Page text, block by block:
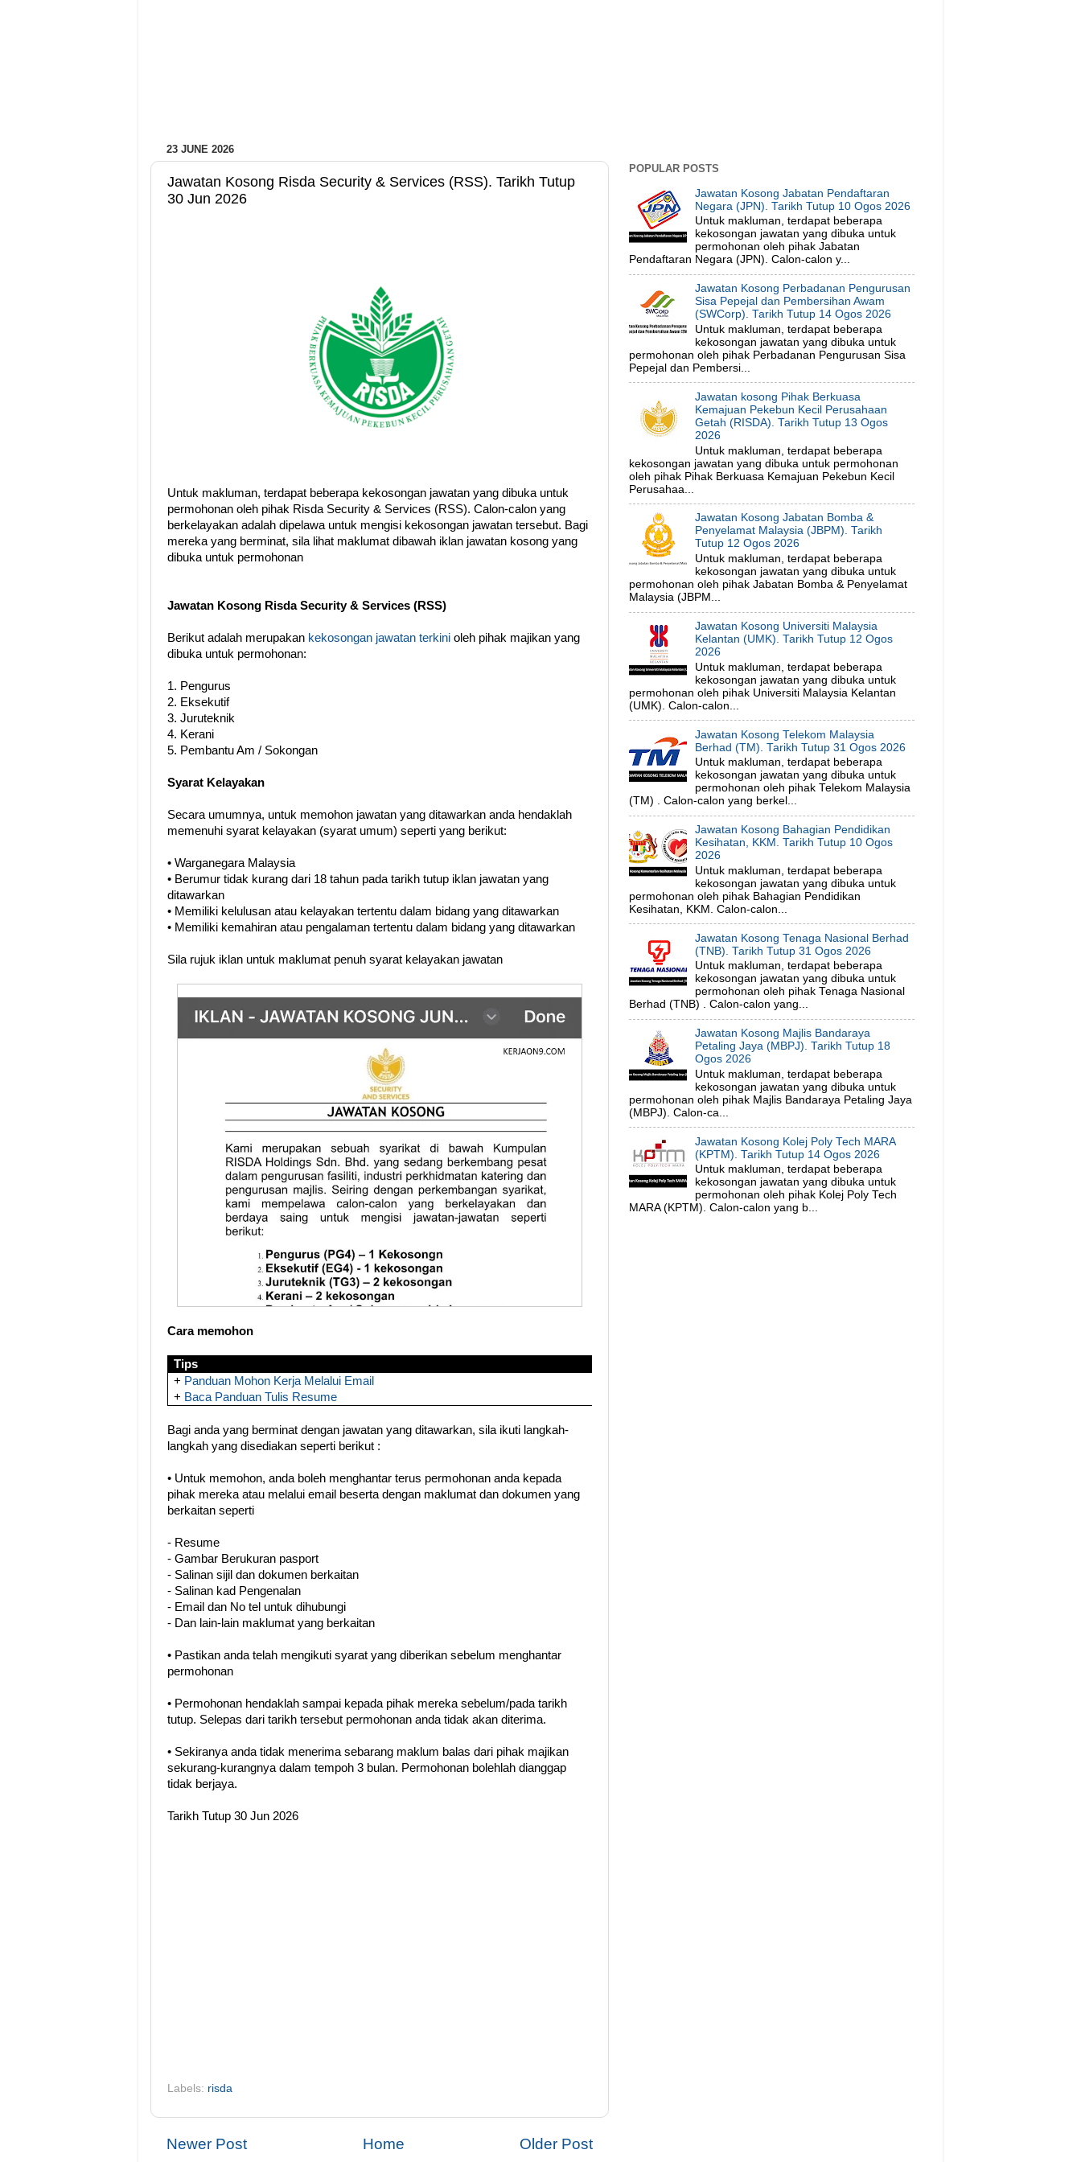
23 JUNE 2026
Jawatan Kosong Risda Security & Services (RSS). Tarikh Tutup
30 Jun 2026
Untuk makluman, terdapat beberapa kekosongan jawatan yang dibuka untuk
permohonan oleh pihak Risda Security & Services (RSS). Calon-calon yang
berkelayakan adalah dipelawa untuk mengisi kekosongan jawatan tersebut. Bagi
mereka yang berminat, sila lihat maklumat dibawah iklan jawatan kosong yang
dibuka untuk permohonan
Jawatan Kosong Risda Security & Services (RSS)
Berikut adalah merupakan kekosongan jawatan terkini oleh pihak majikan yang
dibuka untuk permohonan:
1. Pengurus
2. Eksekutif
3. Juruteknik
4. Kerani
5. Pembantu Am / Sokongan
Syarat Kelayakan
Secara umumnya, untuk memohon jawatan yang ditawarkan anda hendaklah
memenuhi syarat kelayakan (syarat umum) seperti yang berikut:
• Warganegara Malaysia
• Berumur tidak kurang dari 18 tahun pada tarikh tutup iklan jawatan yang
ditawarkan
• Memiliki kelulusan atau kelayakan tertentu dalam bidang yang ditawarkan
• Memiliki kemahiran atau pengalaman tertentu dalam bidang yang ditawarkan
Sila rujuk iklan untuk maklumat penuh syarat kelayakan jawatan
Cara memohon
Tips
+ Panduan Mohon Kerja Melalui Email
+ Baca Panduan Tulis Resume
Bagi anda yang berminat dengan jawatan yang ditawarkan, sila ikuti langkah-
langkah yang disediakan seperti berikut :
• Untuk memohon, anda boleh menghantar terus permohonan anda kepada
pihak mereka atau melalui email beserta dengan maklumat dan dokumen yang
berkaitan seperti
- Resume
- Gambar Berukuran pasport
- Salinan sijil dan dokumen berkaitan
- Salinan kad Pengenalan
- Email dan No tel untuk dihubungi
- Dan lain-lain maklumat yang berkaitan
• Pastikan anda telah mengikuti syarat yang diberikan sebelum menghantar
permohonan
• Permohonan hendaklah sampai kepada pihak mereka sebelum/pada tarikh
tutup. Selepas dari tarikh tersebut permohonan anda tidak akan diterima.
• Sekiranya anda tidak menerima sebarang maklum balas dari pihak majikan
sekurang-kurangnya dalam tempoh 3 bulan. Permohonan bolehlah dianggap
tidak berjaya.
Tarikh Tutup 30 Jun 2026
Labels: risda
Newer Post Older Post
Home
POPULAR POSTS
Jawatan Kosong Jabatan Pendaftaran
Negara (JPN). Tarikh Tutup 10 Ogos 2026
Untuk makluman, terdapat beberapa
kekosongan jawatan yang dibuka untuk
permohonan oleh pihak Jabatan
Pendaftaran Negara (JPN). Calon-calon y...
Jawatan Kosong Perbadanan Pengurusan
Sisa Pepejal dan Pembersihan Awam
(SWCorp). Tarikh Tutup 14 Ogos 2026
Untuk makluman, terdapat beberapa
kekosongan jawatan yang dibuka untuk
permohonan oleh pihak Perbadanan Pengurusan Sisa
Pepejal dan Pembersi...
Jawatan kosong Pihak Berkuasa
Kemajuan Pekebun Kecil Perusahaan
Getah (RISDA). Tarikh Tutup 13 Ogos
2026
Untuk makluman, terdapat beberapa
kekosongan jawatan yang dibuka untuk permohonan
oleh pihak Pihak Berkuasa Kemajuan Pekebun Kecil
Perusahaa...
Jawatan Kosong Jabatan Bomba &
Penyelamat Malaysia (JBPM). Tarikh
Tutup 12 Ogos 2026
Untuk makluman, terdapat beberapa
kekosongan jawatan yang dibuka untuk
permohonan oleh pihak Jabatan Bomba & Penyelamat
Malaysia (JBPM...
Jawatan Kosong Universiti Malaysia
Kelantan (UMK). Tarikh Tutup 12 Ogos
2026
Untuk makluman, terdapat beberapa
kekosongan jawatan yang dibuka untuk
permohonan oleh pihak Universiti Malaysia Kelantan
(UMK). Calon-calon...
Jawatan Kosong Telekom Malaysia
Berhad (TM). Tarikh Tutup 31 Ogos 2026
Untuk makluman, terdapat beberapa
kekosongan jawatan yang dibuka untuk
permohonan oleh pihak Telekom Malaysia
(TM) . Calon-calon yang berkel...
Jawatan Kosong Bahagian Pendidikan
Kesihatan, KKM. Tarikh Tutup 10 Ogos
2026
Untuk makluman, terdapat beberapa
kekosongan jawatan yang dibuka untuk
permohonan oleh pihak Bahagian Pendidikan
Kesihatan, KKM. Calon-calon...
Jawatan Kosong Tenaga Nasional Berhad
(TNB). Tarikh Tutup 31 Ogos 2026
Untuk makluman, terdapat beberapa
kekosongan jawatan yang dibuka untuk
permohonan oleh pihak Tenaga Nasional
Berhad (TNB) . Calon-calon yang...
Jawatan Kosong Majlis Bandaraya
Petaling Jaya (MBPJ). Tarikh Tutup 18
Ogos 2026
Untuk makluman, terdapat beberapa
kekosongan jawatan yang dibuka untuk
permohonan oleh pihak Majlis Bandaraya Petaling Jaya
(MBPJ). Calon-ca...
Jawatan Kosong Kolej Poly Tech MARA
(KPTM). Tarikh Tutup 14 Ogos 2026
Untuk makluman, terdapat beberapa
kekosongan jawatan yang dibuka untuk
permohonan oleh pihak Kolej Poly Tech
MARA (KPTM). Calon-calon yang b...